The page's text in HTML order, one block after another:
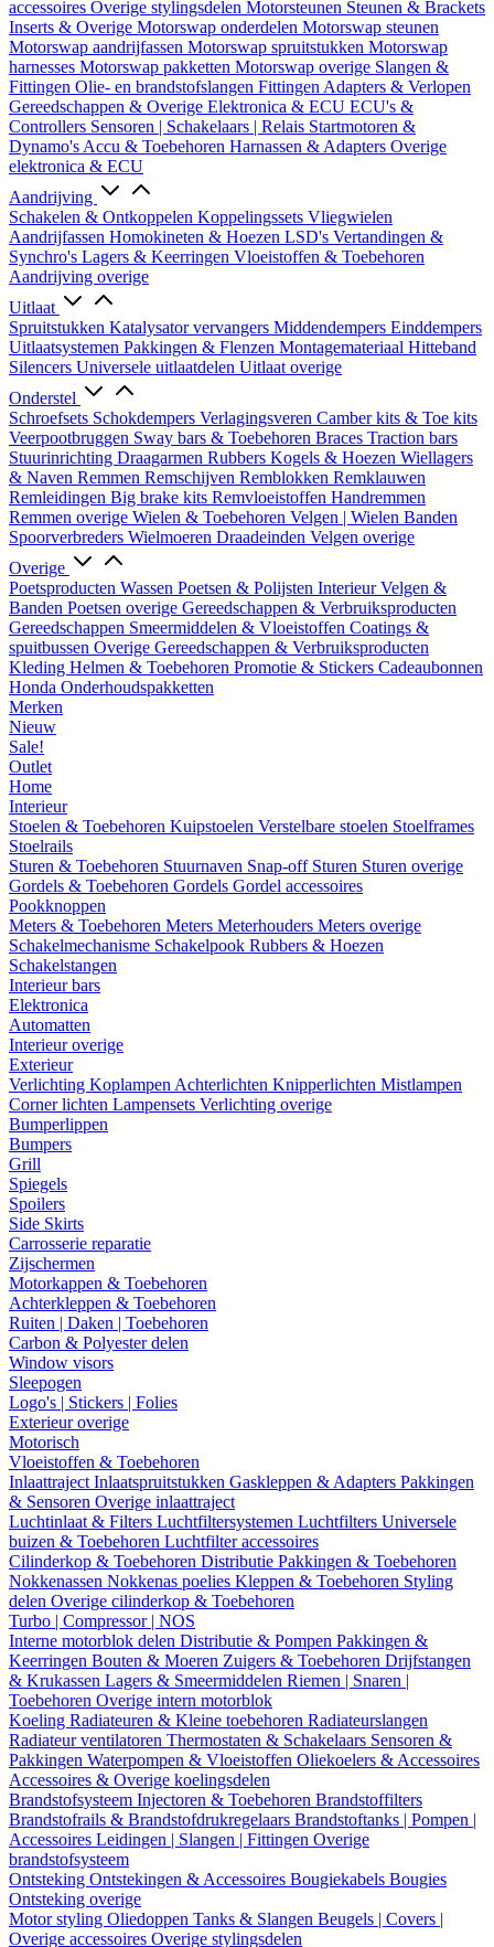
accessoires Overige stylingsdelen Motorsteunen Steunen & Brackets
Inserts & Overige Motorswap onderdelen Motorswap steunen
Motorswap aandrijfassen Motorswap spruitstukken Motorswap
harnesses Motorswap pakketten Motorswap overige Slangen &
Fittingen Olie- en brandstofslangen Fittingen Adapters & Verlopen
Gereedschappen & Overige Elektronica & ECU ECU's &
Controllers Sensoren | Schakelaars | Relais Startmotoren &
Dynamo's Accu & Toebehoren Harnassen & Adapters Overige
elektronica & ECU
Aandrijving
Schakelen & Ontkoppelen Koppelingssets Vliegwielen
Aandrijfassen Homokineten & Hoezen LSD's Vertandingen &
Synchro's Lagers & Keerringen Vloeistoffen & Toebehoren
Aandrijving overige
Uitlaat
Spruitstukken Katalysator vervangers Middendempers Einddempers
Uitlaatsystemen Pakkingen & Flenzen Montagemateriaal Hitteband
Silencers Universele uitlaatdelen Uitlaat overige
Onderstel
Schroefsets Schokdempers Verlagingsveren Camber kits & Toe kits
Veerpootbruggen Sway bars & Toebehoren Braces Traction bars
Stuurinrichting Draagarmen Rubbers Kogels & Hoezen Wiellagers
& Naven Remmen Remschijven Remblokken Remklauwen
Remleidingen Big brake kits Remvloeistoffen Handremmen
Remmen overige Wielen & Toebehoren Velgen | Wielen Banden
Spoorverbreders Wielmoeren Draadeinden Velgen overige
Overige
Poetsproducten Wassen Poetsen & Polijsten InterieurVelgen &
Banden Poetsen overige Gereedschappen & Verbruiksproducten
Gereedschappen Smeermiddelen & Vloeistoffen Coatings &
spuitbussen Overige Gereedschappen & Verbruiksproducten
Kleding Helmen & Toebehoren Promotie & Stickers Cadeaubonnen
Honda Onderhoudspakketten
Merken
Nieuw
Sale!
Outlet
Home
Interieur
Stoelen & Toebehoren Kuipstoelen Verstelbare stoelen Stoelframes
Stoelrails
Sturen & Toebehoren Stuurnaven Snap-off Sturen Sturen overige
Gordels & Toebehoren Gordels Gordel accessoires
Pookknoppen
Meters & Toebehoren Meters Meterhouders Meters overige
Schakelmechanisme Schakelpook Rubbers & Hoezen
Schakelstangen
Interieur bars
Elektronica
Automatten
Interieur overige
Exterieur
Verlichting Koplampen Achterlichten Knipperlichten Mistlampen
Corner lichten Lampensets Verlichting overige
Bumperlippen
Bumpers
Grill
Spiegels
Spoilers
Side Skirts
Carrosserie reparatie
Zijschermen
Motorkappen & Toebehoren
Achterkleppen & Toebehoren
Ruiten | Daken | Toebehoren
Carbon & Polyester delen
Window visors
Sleepogen
Logo's | Stickers | Folies
Exterieur overige
Motorisch
Vloeistoffen & Toebehoren
Inlaattraject Inlaatspruitstukken Gaskleppen & Adapters Pakkingen
& Sensoren Overige inlaattraject
Luchtinlaat & Filters Luchtfiltersystemen Luchtfilters Universele
buizen & Toebehoren Luchtfilter accessoires
Cilinderkop & Toebehoren Distributie Pakkingen & Toebehoren
Nokkenassen Nokkenas poelies Kleppen & Toebehoren Styling
delen Overige cilinderkop & Toebehoren
Turbo | Compressor | NOS
Interne motorblok delen Distributie & Pompen Pakkingen &
Keerringen Bouten & Moeren Zuigers & Toebehoren Drijfstangen
& Krukassen Lagers & Smeermiddelen Riemen | Snaren |
Toebehoren Overige intern motorblok
Koeling Radiateuren & Kleine toebehoren Radiateurslangen
Radiateur ventilatoren Thermostaten & Schakelaars Sensoren &
Pakkingen Waterpompen & Vloeistoffen Oliekoelers & Accessoires
Accessoires & Overige koelingsdelen
Brandstofsysteem Injectoren & Toebehoren Brandstoffilters
Brandstofrails & Brandstofdrukregelaars Brandstoftanks | Pompen |
Accessoires Leidingen | Slangen | Fittingen Overige
brandstofsysteem
Ontsteking Ontstekingen & Accessoires Bougiekabels Bougies
Ontsteking overige
Motor styling Oliedoppen Tanks & Slangen Beugels | Covers |
Overige accessoires Overige stylingsdelen